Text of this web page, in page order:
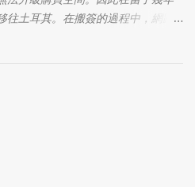
老婆怎麼會回心轉意。 如同版友們
掌心的談判…這倒底是怎麼樣風格
角三兄弟與媽媽的鬥嘴，這不應該
我第一個哭點和男女主角無關，而
，之後對他微笑的那場戲。然後
這編劇藥下的好猛，同一集還不肯
的漂亮 - 這麼棒的劇才第四集，
土耳其。在搬簽的過程中，網路
目前與大家推薦的是Urban VPN